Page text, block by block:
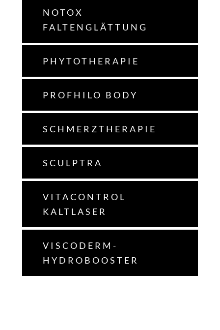
NOTOX
FALTENGLÄTTUNG
PHYTOTHERAPIE
PROFHILO BODY
SCHMERZTHERAPIE
SCULPTRA
VITACONTROL
KALTLASER
VISCODERM-
HYDROBOOSTER